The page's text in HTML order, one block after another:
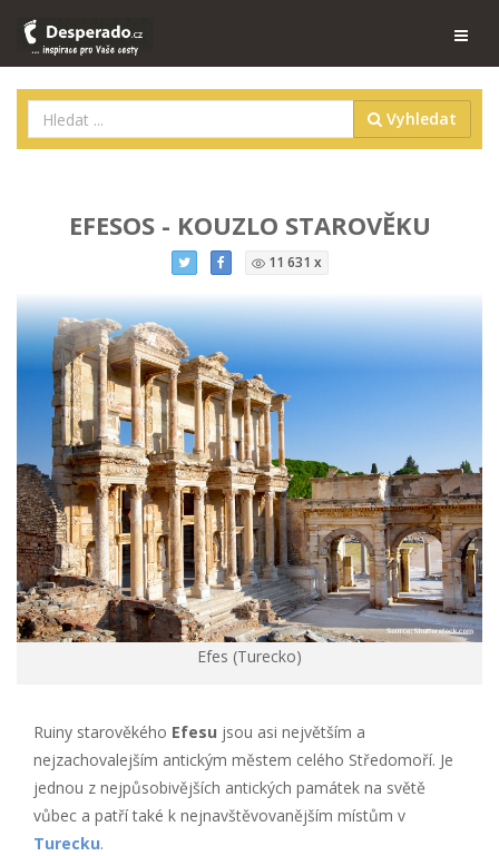
Vyhledat
EFESOS - KOUZLO STAROVĚKU
11 631 x
Efes (Turecko)
Ruiny starověkého Efesu jsou asi největším a
nejzachovalejším antickým městem celého Středomoří. Je
jednou z nejpůsobivějších antických památek na světě
vůbec a patří také k nejnavštěvovanějším místům v
Turecku.